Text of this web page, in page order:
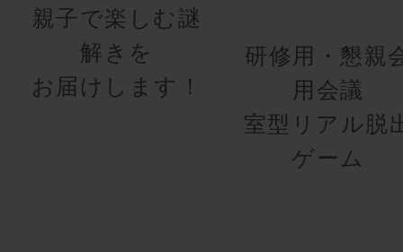
親子で楽しむ謎
解きを
お届けします！
研修用・懇親
用会議
室型リアル脱
ゲーム